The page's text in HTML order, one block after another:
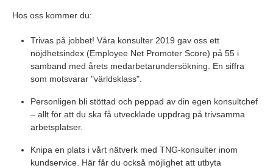
Hos oss kommer du:
Trivas på jobbet! Våra konsulter 2019 gav oss ett
nöjdhetsindex (Employee Net Promoter Score) på 55 i
samband med årets medarbetarundersökning. En siffra
som motsvarar "världsklass".
Personligen bli stöttad och peppad av din egen konsultchef
– allt för att du ska få utvecklade uppdrag på trivsamma
arbetsplatser.
Knipa en plats i vårt nätverk med TNG-konsulter inom
kundservice. Här får du också möjlighet att utbyta